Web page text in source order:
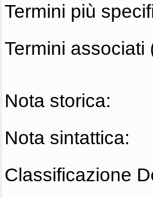
Termini più
Termini associati
Nota storica:
Nota sintattica:
Classificazione